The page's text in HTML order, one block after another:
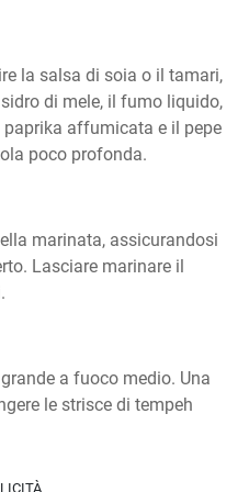
la salsa di soia o il tamari,
di mele, il fumo liquido,
affumicata e il pepe
poco profonda.
marinata, assicurandosi
Lasciare marinare il
a fuoco medio. Una
le strisce di tempeh